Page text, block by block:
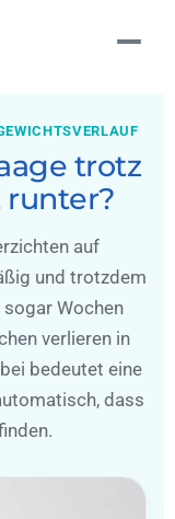
trotz
runter?
auf
und trotzdem
Wochen
verlieren in
bedeutet eine
dass